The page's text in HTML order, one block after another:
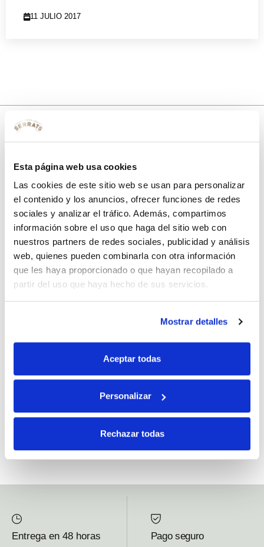
Esta página web usa cookies
Las cookies de este sitio web se usan para personalizar
el contenido y los anuncios, ofrecer funciones de redes
sociales y analizar el tráfico. Además, compartimos
información sobre el uso que haga del sitio web con
nuestros partners de redes sociales, publicidad y análisis
web, quienes pueden combinarla con otra información
que les haya proporcionado o que hayan recopilado a
partir del uso que haya hecho de sus servicios.
Mostrar detalles
Aceptar todas
Personalizar
Rechazar todas
11 JULIO 2017
con tu primera compra.
Apúntatea nuestra newsletter para recibir nuestras ofertas
disfruta de
un 10% de descuento en tu primera compra.
Si, he leído y acepto la política de protección de datos.
fines comerciales, legitimación: consentimiento, destinatarios: proveedor de
mensajería online, derechos: Acceder, rectificar y suprimir los datos, así como
otros derechos, como se explica en la información adicional.
Entrega en 48 horas Pago seguro